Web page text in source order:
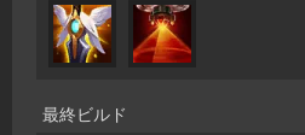
最終ビルド